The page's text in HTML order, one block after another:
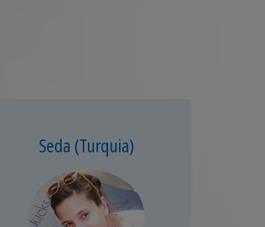
Seda (Turquia)